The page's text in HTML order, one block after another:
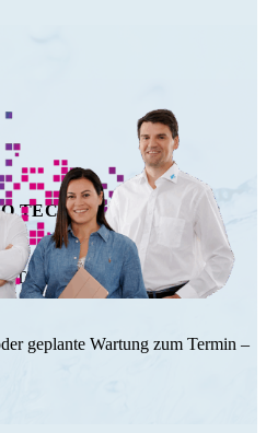
TECHNIK TEAM!
Team.
geplante Wartung zum Termin –